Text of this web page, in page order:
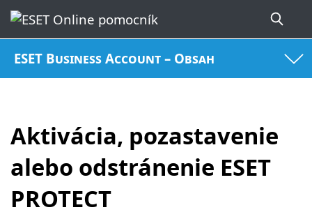
ESET Business Account – Obsah
Aktivácia, pozastavenie
alebo odstránenie ESET
PROTECT